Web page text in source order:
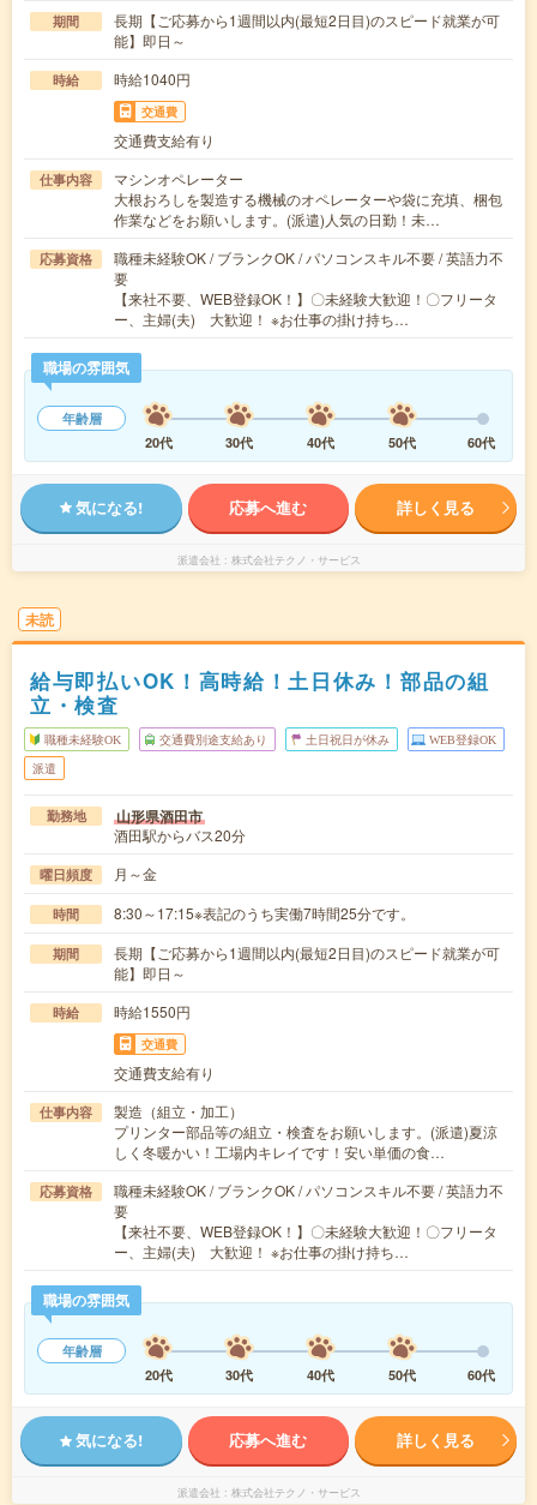
期間
長期【ご応募から1週間以内(最短2日目)のスピード就業が可
能】即日～
時給 時給1040円
交通費
交通費支給有り
仕事内容
マシンオペレーター
大根おろしを製造する機械のオペレーターや袋に充填、梱包
作業などをお願いします。(派遣)人気の日勤！未…
応募資格
職種未経験OK / ブランクOK / パソコンスキル不要 / 英語力不
要
【来社不要、WEB登録OK！】〇未経験大歓迎！〇フリータ
ー、主婦(夫) 大歓迎！ ※お仕事の掛け持ち…
職場の雰囲気
年齢層
20代
30代 40代 50代 60代
気になる! 応募へ進む 詳しく見る
派遣会社 株式会社テクノ・サービス
未読
給与即払いOK！高時給！土日休み！部品の組
立・検査
職種未経験OK 交通費別途支給あり 土日祝日が休み WEB登録OK
派遣
勤務地 山形県酒田市
酒田駅からバス20分
曜日頻度 月～金
時間 8:30～17:15※表記のうち実働7時間25分です。
期間
長期【ご応募から1週間以内(最短2日目)のスピード就業が可
能】即日～
時給 時給1550円
交通費
交通費支給有り
仕事内容
製造（組立・加工）
プリンター部品等の組立・検査をお願いします。(派遣)夏涼
しく冬暖かい！工場内キレイです！安い単価の食…
応募資格
職種未経験OK / ブランクOK / パソコンスキル不要 / 英語力不
要
【来社不要、WEB登録OK！】〇未経験大歓迎！〇フリータ
ー、主婦(夫) 大歓迎！ ※お仕事の掛け持ち…
職場の雰囲気
年齢層
20代
30代 40代 50代 60代
気になる! 応募へ進む 詳しく見る
派遣会社 株式会社テクノ・サービス